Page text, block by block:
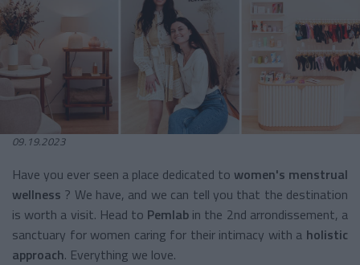
09.19.2023
Have you ever seen a place dedicated to women's menstrual
wellness ? We have, and we can tell you that the destination
is worth a visit. Head to Pemlab in the 2nd arrondissement, a
sanctuary for women caring for their intimacy with a holistic
approach. Everything we love.